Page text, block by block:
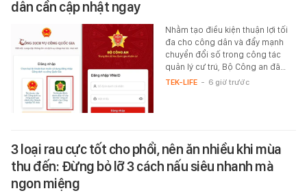
dân cần cập nhật ngay
Nhằm tạo điều kiện thuận lợi tối
đa cho công dân và đẩy mạnh
chuyển đổi số trong công tác
quản lý cư trú, Bộ Công an đã…
TEK-LIFE - 6 giờ trước
3 loại rau cực tốt cho phổi, nên ăn nhiều khi mùa
thu đến: Đừng bỏ lỡ 3 cách nấu siêu nhanh mà
ngon miệng